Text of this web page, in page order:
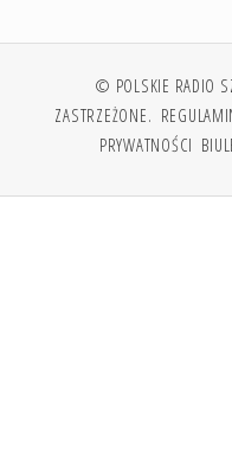
© POLSKIE RADIO
ZASTRZEŻONE.
PRYWATNOŚCI